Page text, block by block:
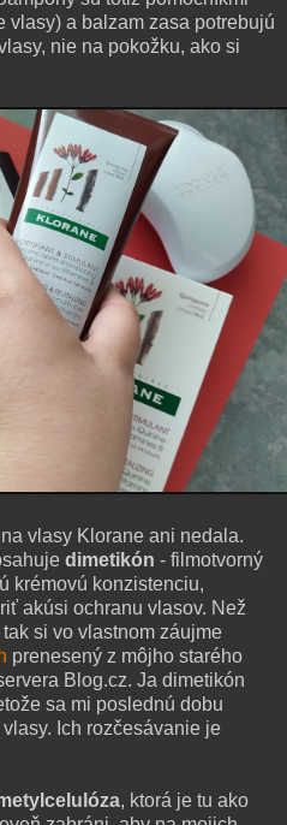
vlasy) a balzam zasa potrebujú
nie na pokožku, ako si
vlasy Klorane ani nedala.
dimetikón - filmotvorný
krémovú konzistenciu,
akúsi ochranu vlasov. Než
si vo vlastnom záujme
prenesený z môjho starého
Blog.cz. Ja dimetikón
sa mi poslednú dobu
Ich rozčesávanie je
, ktorá je tu ako